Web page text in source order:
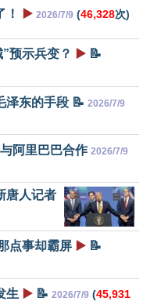
！ ▶️ 2026/7/9 (46,328次)
预示兵变？ ▶️ 📝
泽东的手段 📝 2026/7/9
阿里巴巴合作 2026/7/9
唐人记者
点事却霸屏 ▶️ 📝
生 ▶️ 📝 2026/7/9 (45,931